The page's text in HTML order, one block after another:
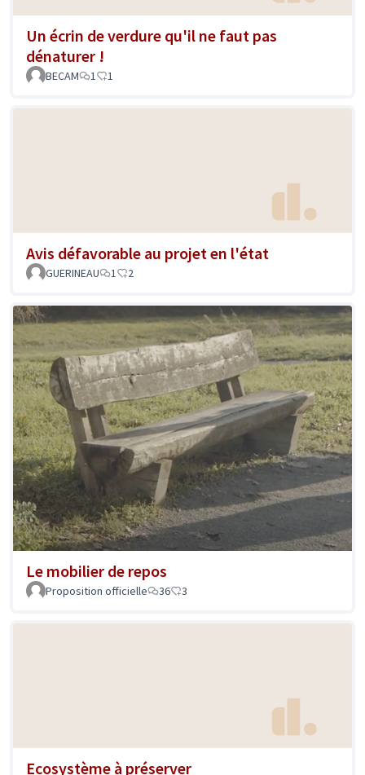
Un écrin de verdure qu'il ne faut pas
dénaturer !
BECAM 1 1
Avis défavorable au projet en l'état
GUERINEAU 1 2
Le mobilier de repos
Proposition officielle 36 3
Ecosystème à préserver